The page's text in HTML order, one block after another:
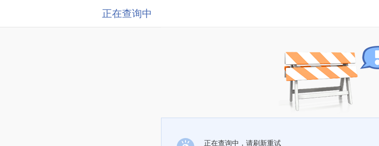
正在查询中
正在查询中，请刷新重试